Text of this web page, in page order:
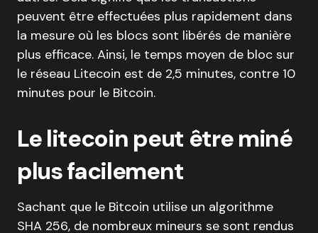
peuvent être effectuées plus rapidement dans
la mesure où les blocs sont libérés de manière
plus efficace. Ainsi, le temps moyen de bloc sur
le réseau Litecoin est de 2,5 minutes, contre 10
minutes pour le Bitcoin.
Le litecoin peut être miné
plus facilement
Sachant que le Bitcoin utilise un algorithme
SHA 256, de nombreux mineurs se sont rendus